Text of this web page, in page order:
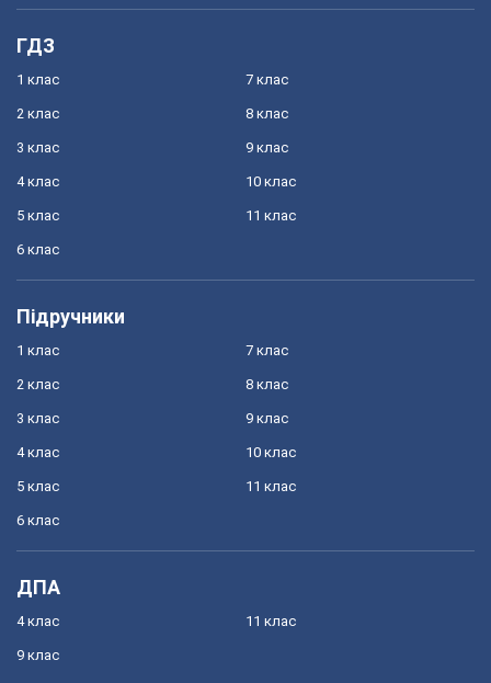
ГДЗ
1 клас
2 клас
3 клас
4 клас
5 клас
6 клас
7 клас
8 клас
9 клас
10 клас
11 клас
Підручники
1 клас
2 клас
3 клас
4 клас
5 клас
6 клас
7 клас
8 клас
9 клас
10 клас
11 клас
ДПА
4 клас
9 клас
11 клас